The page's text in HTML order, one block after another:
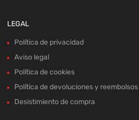
LEGAL
Política de privacidad
Aviso legal
Política de cookies
Política de devoluciones y reembolsos
Desistimiento de compra